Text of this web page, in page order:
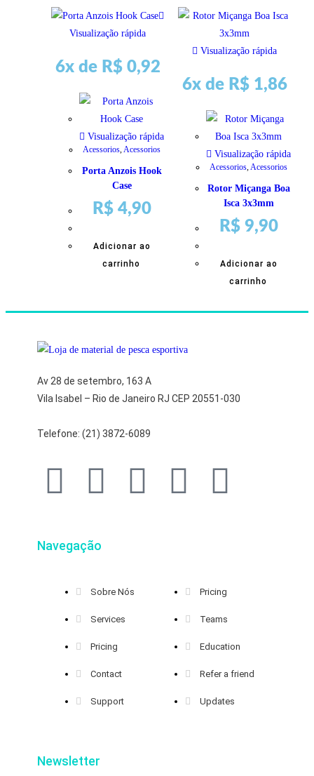
Visualização rápida
6x de R$0,92
Visualização rápida
Acessorios,Acessorios
Porta Anzois Hook
Case
R$4,90
Adicionar ao
carrinho
Visualização rápida
6x de R$1,86
Visualização rápida
Acessorios,Acessorios
Rotor Miçanga Boa
Isca 3x3mm
R$9,90
Adicionar ao
carrinho
Av 28 de setembro, 163 A
Vila Isabel – Rio de Janeiro RJ CEP 20551-030
Telefone: (21) 3872-6089
Navegação
Sobre Nós
Services
Pricing
Contact
Support
Pricing
Teams
Education
Refer a friend
Updates
Newsletter